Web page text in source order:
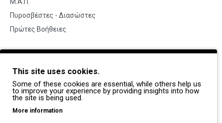
Μ.Α.Π.
Πυροσβέστες - Διασώστες
Πρώτες Βοήθειες
BRANDS
Payper
Dike
Coverguard
Portwest
This site uses cookies.
Some of these cookies are essential, while others help us
to improve your experience by providing insights into how
the site is being used.
More information